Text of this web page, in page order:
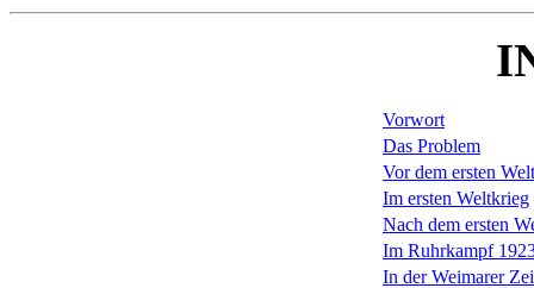
Vorwort
Das Problem
Vor dem ersten
Im ersten Weltkrieg
Nach dem ersten
Im Ruhrkampf
In der Weimarer